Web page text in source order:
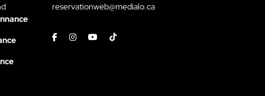
reservationweb@medialo.ca
FacebookInstagramYoutubeTiktok